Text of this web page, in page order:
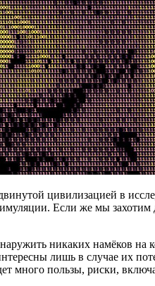
цивилизацией в
Если же мы захотим
никаких намёков на
лишь в случае их
много пользы, риски,